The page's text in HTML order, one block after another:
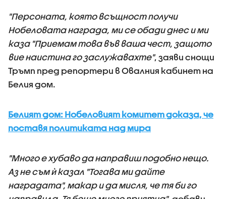
"Персоната, която всъщност получи
Нобеловата награда, ми се обади днес и ми
каза "Приемам това във ваша чест, защото
вие наистина го заслужавахте", заяви снощи
Тръмп пред репортери в Овалния кабинет на
Белия дом.
Белият дом: Нобеловият комитет доказа, че
поставя политиката над мира
"Много е хубаво да направиш подобно нещо.
Аз не съм ѝ казал "Тогава ми дайте
наградата", макар и да мисля, че тя би го